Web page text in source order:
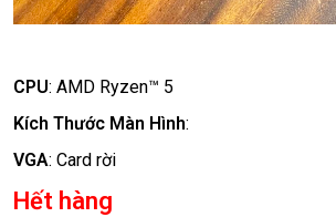
CPU: AMD Ryzen™ 5
Kích Thước Màn Hình:
VGA: Card rời
Hết hàng